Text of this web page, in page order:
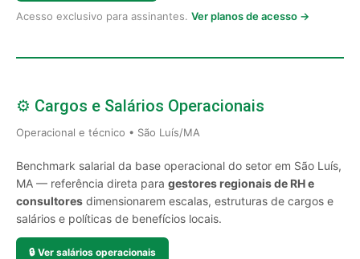
Acesso exclusivo para assinantes. Ver planos de acesso →
⚙️ Cargos e Salários Operacionais
Operacional e técnico • São Luís/MA
Benchmark salarial da base operacional do setor em São Luís,
MA — referência direta para gestores regionais de RH e
consultores dimensionarem escalas, estruturas de cargos e
salários e políticas de benefícios locais.
🔒 Ver salários operacionais